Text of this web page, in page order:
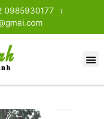
0985930177